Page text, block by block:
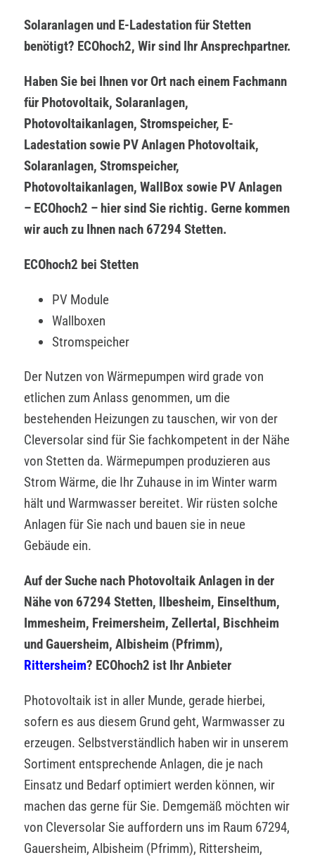
Solaranlagen und E-Ladestation für Stetten
benötigt? ECOhoch2, Wir sind Ihr Ansprechpartner.
Haben Sie bei Ihnen vor Ort nach einem Fachmann
für Photovoltaik, Solaranlagen,
Photovoltaikanlagen, Stromspeicher, E-
Ladestation sowie PV Anlagen Photovoltaik,
Solaranlagen, Stromspeicher,
Photovoltaikanlagen, WallBox sowie PV Anlagen
– ECOhoch2 – hier sind Sie richtig. Gerne kommen
wir auch zu Ihnen nach 67294 Stetten.
ECOhoch2 bei Stetten
PV Module
Wallboxen
Stromspeicher
Der Nutzen von Wärmepumpen wird grade von
etlichen zum Anlass genommen, um die
bestehenden Heizungen zu tauschen, wir von der
Cleversolar sind für Sie fachkompetent in der Nähe
von Stetten da. Wärmepumpen produzieren aus
Strom Wärme, die Ihr Zuhause in im Winter warm
hält und Warmwasser bereitet. Wir rüsten solche
Anlagen für Sie nach und bauen sie in neue
Gebäude ein.
Auf der Suche nach Photovoltaik Anlagen in der
Nähe von 67294 Stetten, Ilbesheim, Einselthum,
Immesheim, Freimersheim, Zellertal, Bischheim
und Gauersheim, Albisheim (Pfrimm),
Rittersheim? ECOhoch2 ist Ihr Anbieter
Photovoltaik ist in aller Munde, gerade hierbei,
sofern es aus diesem Grund geht, Warmwasser zu
erzeugen. Selbstverständlich haben wir in unserem
Sortiment entsprechende Anlagen, die je nach
Einsatz und Bedarf optimiert werden können, wir
machen das gerne für Sie. Demgemäß möchten wir
von Cleversolar Sie auffordern uns im Raum 67294,
Gauersheim, Albisheim (Pfrimm), Rittersheim,